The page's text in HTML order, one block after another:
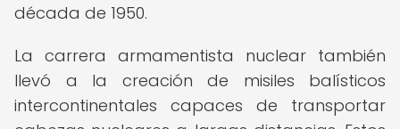
década de 1950.
La carrera armamentista nuclear también
llevó a la creación de misiles balísticos
intercontinentales capaces de transportar